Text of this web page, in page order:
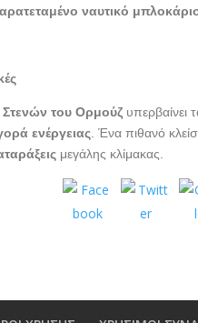
ναυτικό
Στενών του Ορμούζ υπερβαίνει
ενέργειας . Ένα πιθανό
μεγάλης κλίμακας.